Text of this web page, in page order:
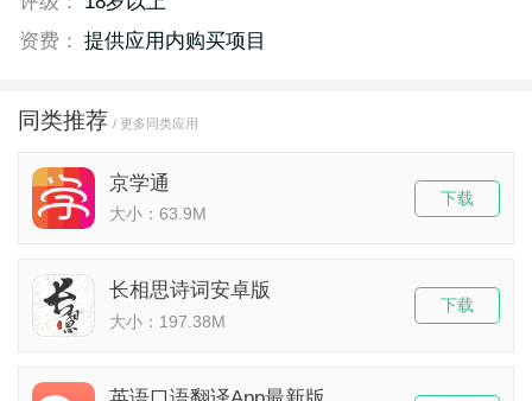
资费： 提供应用内购买项目
同类推荐 / 更多同类应用
京学通
大小：63.9M
下载
长相思诗词安卓版
大小：197.38M
下载